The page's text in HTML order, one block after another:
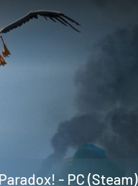
- PC (Steam)